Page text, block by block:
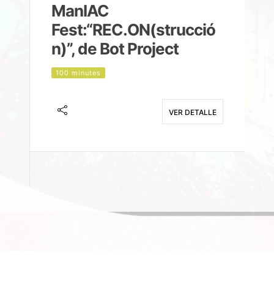
ManIAC
Fest:“REC.ON(strucció
n)”, de Bot Project
100 minutes
VER DETALLE